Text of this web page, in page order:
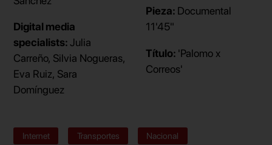
Digital media
specialists:Julia
Carreño, Silvia Nogueras,
Eva Ruiz, Sara
Domínguez
Pieza: Documental
11'45"
Título: 'Palomo x
Correos'
Internet Transportes Nacional